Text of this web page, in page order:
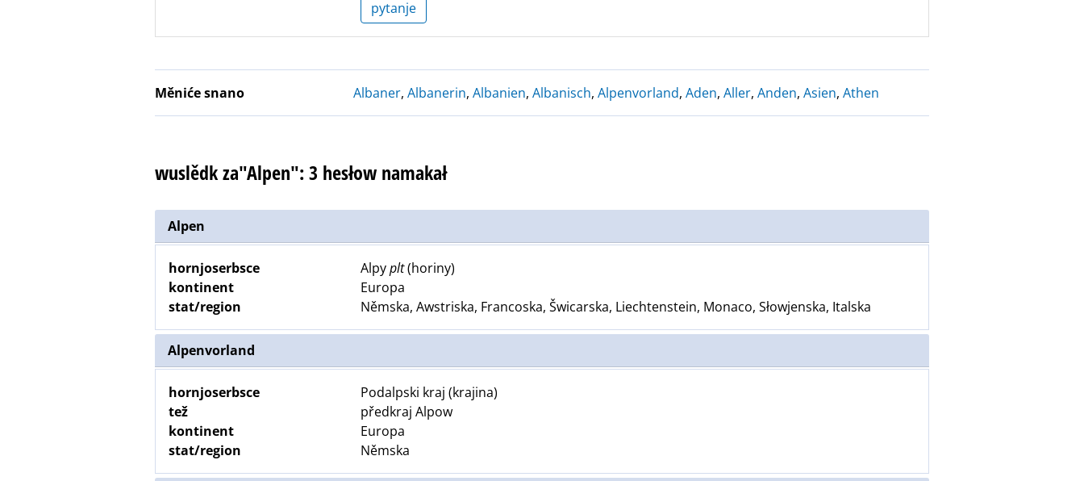
pytanje
Měniće snano Albaner, Albanerin, Albanien, Albanisch, Alpenvorland, Aden, Aller, Anden, Asien, Athen
wuslědk za"Alpen": 3 hesłow namakał
Alpen
hornjoserbsce Alpyplt(horiny)
kontinent
Europa
stat/region
Němska, Awstriska, Francoska, Šwicarska, Liechtenstein, Monaco, Słowjenska, Italska
Alpenvorland
hornjoserbsce
Podalpski kraj (krajina)
tež
předkraj Alpow
kontinent
Europa
stat/region
Němska